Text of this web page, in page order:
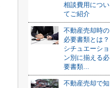
相談費用につい
てご紹介
不動産売却時の
必要書類とは？
シチュエーショ
ン別に揃える必
要書類...
不動産売却で知